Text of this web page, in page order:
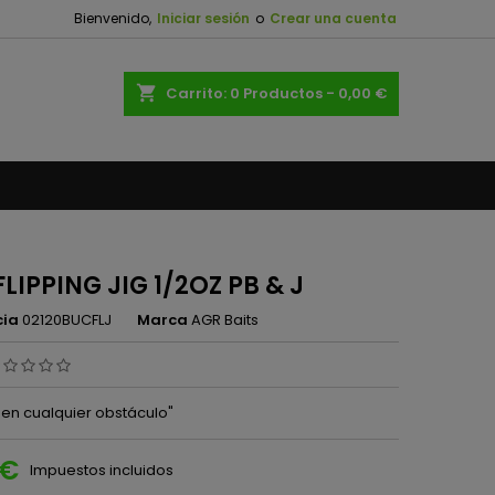
Bienvenido, Iniciar sesión o Crear una cuenta
shopping_cart Carrito: 0 Productos - 0,00 €
JIG 1/2OZ PB & J
02120BUCFLJ Marca AGR Baits
cualquier obstáculo"
Impuestos incluidos